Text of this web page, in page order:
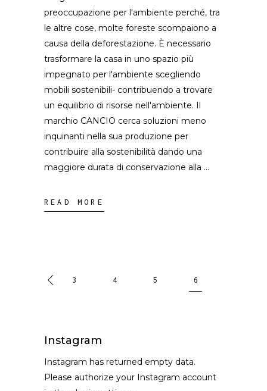
preoccupazione per l'ambiente perché, tra
le altre cose, molte foreste scompaiono a
causa della deforestazione. È necessario
trasformare la casa in uno spazio più
impegnato per l'ambiente scegliendo
mobili sostenibili- contribuendo a trovare
un equilibrio di risorse nell'ambiente. Il
marchio CANCIO cerca soluzioni meno
inquinanti nella sua produzione per
contribuire alla sostenibilità dando una
maggiore durata di conservazione alla
READ MORE
3 4 5 6
Instagram
Instagram has returned empty data.
Please authorize your Instagram account